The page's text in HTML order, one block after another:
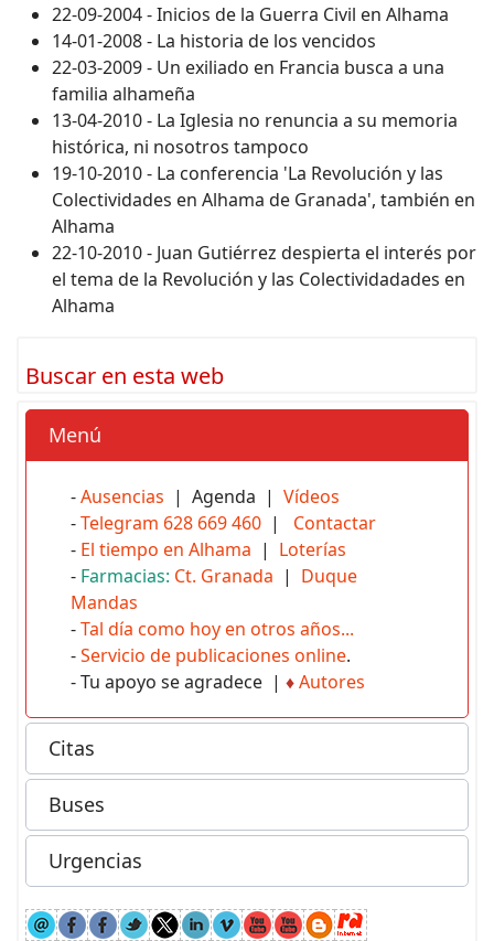
22-09-2004 - Inicios de la Guerra Civil en Alhama
14-01-2008 - La historia de los vencidos
22-03-2009 - Un exiliado en Francia busca a una
familia alhameña
13-04-2010 - La Iglesia no renuncia a su memoria
histórica, ni nosotros tampoco
19-10-2010 - La conferencia 'La Revolución y las
Colectividades en Alhama de Granada', también en
Alhama
22-10-2010 - Juan Gutiérrez despierta el interés por
el tema de la Revolución y las Colectividadades en
Alhama
Buscar en esta web
Menú
-Ausencias | Agenda | Vídeos
-Telegram 628 669 460 | Contactar
- El tiempo en Alhama | Loterías
- Farmacias: Ct. Granada | Duque
Mandas
-Tal día como hoy en otros años...
-Servicio de publicaciones online.
- Tu apoyo se agradece | ♦Autores
Citas
Buses
Urgencias